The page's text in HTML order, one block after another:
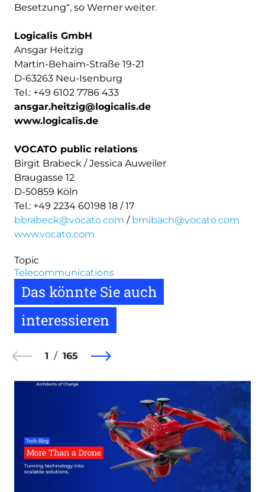
Besetzung“, so Werner weiter.
Logicalis GmbH
Ansgar Heitzig
Martin-Behaim-Straße 19-21
D-63263 Neu-Isenburg
Tel.: +49 6102 7786 433
ansgar.heitzig@logicalis.de
www.logicalis.de
VOCATO public relations
Birgit Brabeck / Jessica Auweiler
Braugasse 12
D-50859 Köln
Tel.: +49 2234 60198 18 / 17
bbrabeck@vocato.com / bmibach@vocato.com
www.vocato.com
Topic
Telecommunications
Das könnte Sie auch
interessieren
1 165